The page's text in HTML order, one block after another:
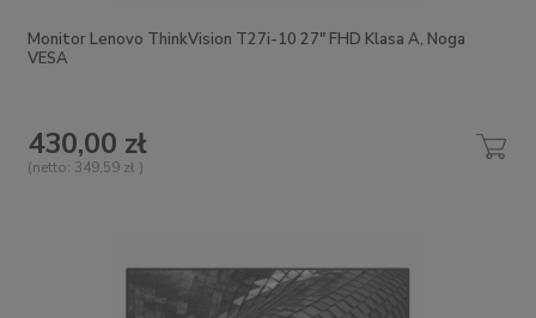
Monitor Lenovo ThinkVision T27i-10 27" FHD Klasa A, Noga
VESA
430,00 zł
(netto: 349,59 zł )